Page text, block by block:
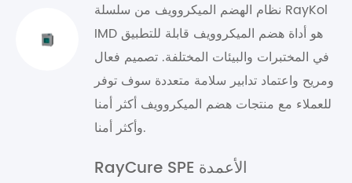
نظام الهضم الميكروويف من سلسلة RayKol
IMD هو أداة هضم الميكروويف قابلة للتطبيق
في المختبرات والبيئات المختلفة. تصميم فعال
ومريح واعتماد تدابير سلامة متعددة سوف توفر
للعملاء مع منتجات هضم الميكروويف أكثر أمنا
وأكثر أمنا.
RayCure SPE الأعمدة